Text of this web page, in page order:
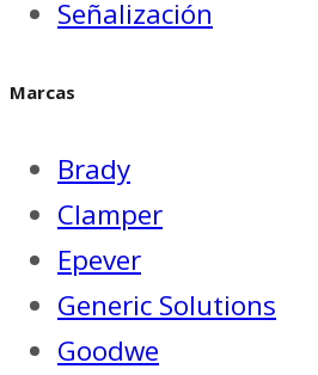
Señalización
Marcas
Brady
Clamper
Epever
Generic Solutions
Goodwe